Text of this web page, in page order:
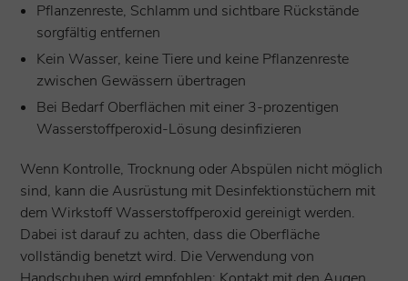
Pflanzenreste, Schlamm und sichtbare Rückstände
sorgfältig entfernen
Kein Wasser, keine Tiere und keine Pflanzenreste
zwischen Gewässern übertragen
Bei Bedarf Oberflächen mit einer 3-prozentigen
Wasserstoffperoxid-Lösung desinfizieren
Wenn Kontrolle, Trocknung oder Abspülen nicht möglich
sind, kann die Ausrüstung mit Desinfektionstüchern mit
dem Wirkstoff Wasserstoffperoxid gereinigt werden.
Dabei ist darauf zu achten, dass die Oberfläche
vollständig benetzt wird. Die Verwendung von